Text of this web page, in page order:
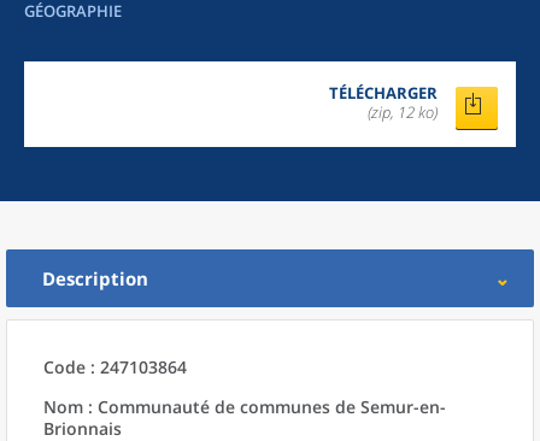
GÉOGRAPHIE
TÉLÉCHARGER
(zip, 12 ko)
Description
Code : 247103864
Nom : Communauté de communes de Semur-en-
Brionnais